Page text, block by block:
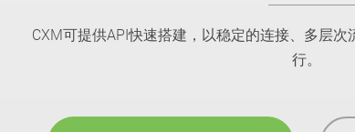
CXM可提供API快速搭建，以稳定的连接、多层
行。